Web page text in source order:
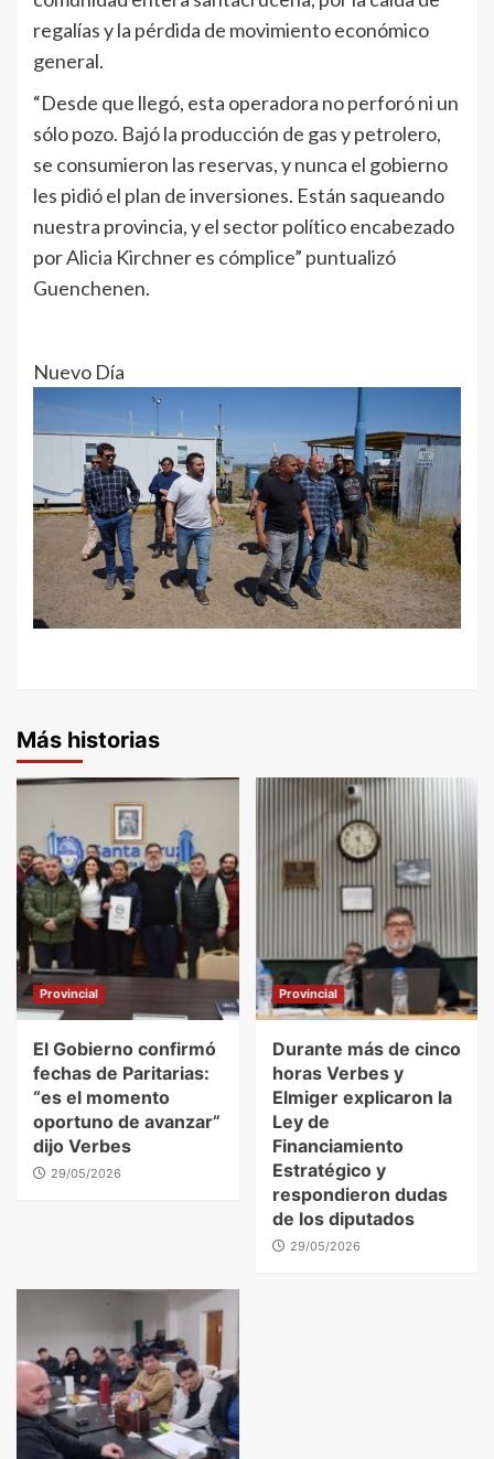
regalías y la pérdida de movimiento económico
general.
“Desde que llegó, esta operadora no perforó ni un
sólo pozo. Bajó la producción de gas y petrolero,
se consumieron las reservas, y nunca el gobierno
les pidió el plan de inversiones. Están saqueando
nuestra provincia, y el sector político encabezado
por Alicia Kirchner es cómplice” puntualizó
Guenchenen.
Nuevo Día
Más historias
Provincial
El Gobierno confirmó
fechas de Paritarias:
“es el momento
oportuno de avanzar”
dijo Verbes
29/05/2026
Provincial
Durante más de cinco
horas Verbes y
Elmiger explicaron la
Ley de
Financiamiento
Estratégico y
respondieron dudas
de los diputados
29/05/2026